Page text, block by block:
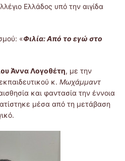
Ελλάδος υπό την αιγίδα
«Φιλία: Από το εγώ στο
Άννα Λογοθέτη, με την
κ. Μωχάμμαντ
και φαντασία την έννοια
μέσα από τη μετάβαση